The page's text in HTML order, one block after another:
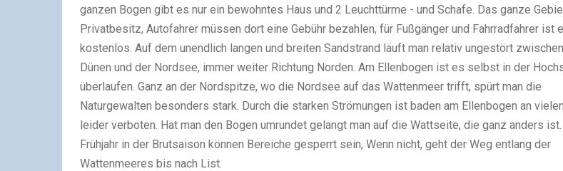
ganzen Bogen gibt es nur ein bewohntes Haus und 2 Leuchttürme - und Schafe. Das ganze
Privatbesitz, Autofahrer müssen dort eine Gebühr bezahlen, für Fußgänger und Fahrradfahrer ist
kostenlos. Auf dem unendlich langen und breiten Sandstrand läuft man relativ ungestört
Dünen und der Nordsee, immer weiter Richtung Norden. Am Ellenbogen ist es selbst in der
überlaufen. Ganz an der Nordspitze, wo die Nordsee auf das Wattenmeer trifft, spürt man die
Naturgewalten besonders stark. Durch die starken Strömungen ist baden am Ellenbogen an
leider verboten. Hat man den Bogen umrundet gelangt man auf die Wattseite, die ganz anders
Frühjahr in der Brutsaison können Bereiche gesperrt sein, Wenn nicht, geht der Weg entlang der
Wattenmeeres bis nach List.